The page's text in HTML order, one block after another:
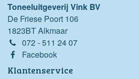
Toneeluitgeverij Vink BV
De Friese Poort 106
1823BT Alkmaar
072 - 511 24 07
Facebook
Klantenservice